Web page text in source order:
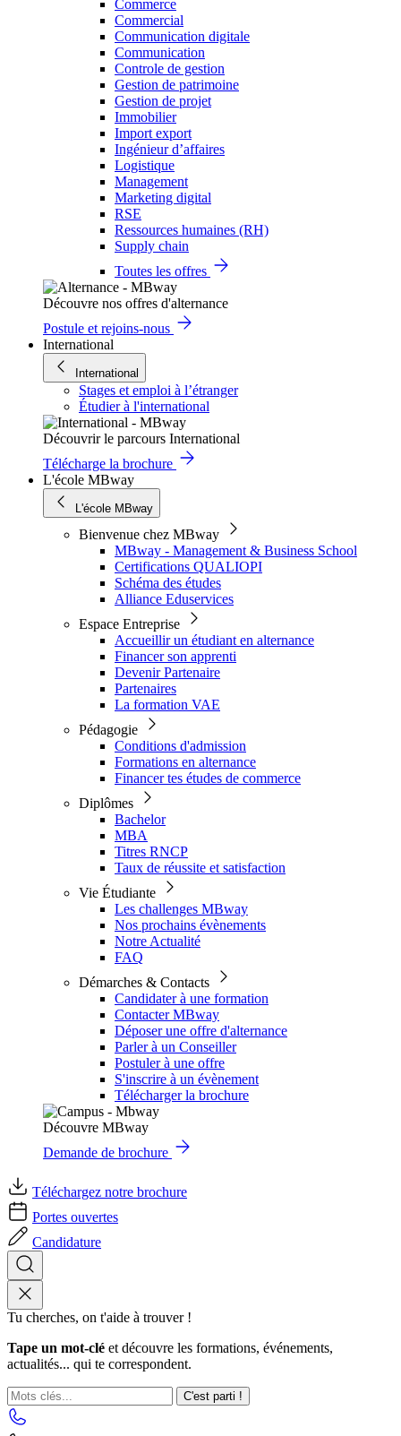
Commerce
Commercial
Communication digitale
Communication
Controle de gestion
Gestion de patrimoine
Gestion de projet
Immobilier
Import export
Ingénieur d’affaires
Logistique
Management
Marketing digital
RSE
Ressources humaines (RH)
Supply chain
Toutes les offres
Découvre nos offres d'alternance
Postule et rejoins-nous
International
International
Stages et emploi à l’étranger
Étudier à l'international
Découvrir le parcours International
Télécharge la brochure
L'école MBway
L'école MBway
Bienvenue chez MBway
MBway - Management & Business School
Certifications QUALIOPI
Schéma des études
Alliance Eduservices
Espace Entreprise
Accueillir un étudiant en alternance
Financer son apprenti
Devenir Partenaire
Partenaires
La formation VAE
Pédagogie
Conditions d'admission
Formations en alternance
Financer tes études de commerce
Diplômes
Bachelor
MBA
Titres RNCP
Taux de réussite et satisfaction
Vie Étudiante
Les challenges MBway
Nos prochains évènements
Notre Actualité
FAQ
Démarches & Contacts
Candidater à une formation
Contacter MBway
Déposer une offre d'alternance
Parler à un Conseiller
Postuler à une offre
S'inscrire à un évènement
Télécharger la brochure
Découvre MBway
Demande de brochure
Téléchargez notre brochure
Portes ouvertes
Candidature
Tu cherches, on t'aide à trouver !
Tape un mot-clé et découvre les formations, événements,
actualités... qui te correspondent.
C'est parti !